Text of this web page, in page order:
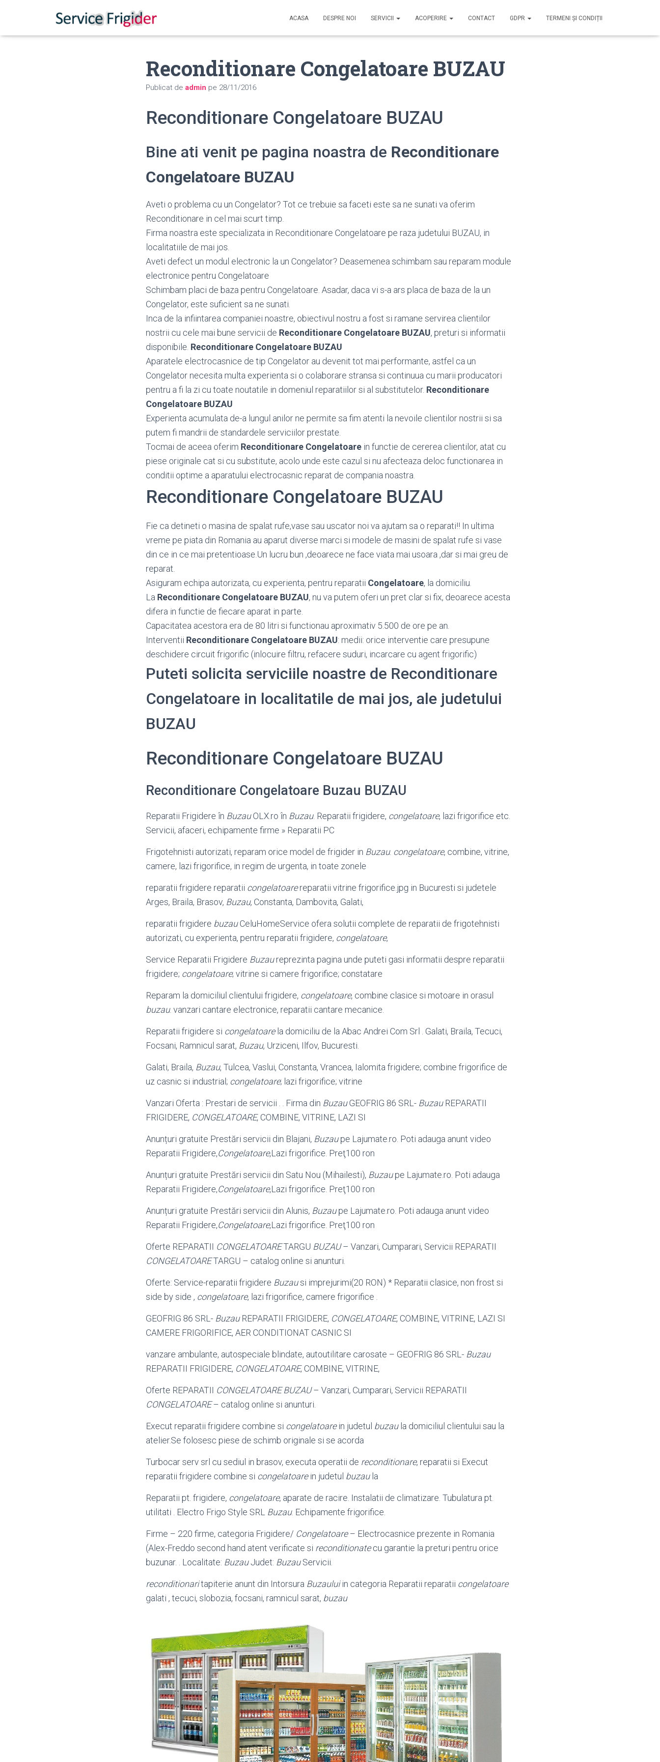
ACASA DESPRE NOI SERVICII ACOPERIRE CONTACT GDPR TERMENI ȘI CONDIȚII
Reconditionare Congelatoare BUZAU
Publicat de admin pe 28/11/2016
Reconditionare Congelatoare BUZAU
Bine ati venit pe pagina noastra de Reconditionare
Congelatoare BUZAU
Aveti o problema cu un Congelator? Tot ce trebuie sa faceti este sa ne sunati va oferim
Reconditionare in cel mai scurt timp.
Firma noastra este specializata in Reconditionare Congelatoare pe raza judetului BUZAU, in
localitatiile de mai jos.
Aveti defect un modul electronic la un Congelator? Deasemenea schimbam sau reparam module
electronice pentru Congelatoare
Schimbam placi de baza pentru Congelatoare. Asadar, daca vi s-a ars placa de baza de la un
Congelator, este suficient sa ne sunati.
Inca de la infiintarea companiei noastre, obiectivul nostru a fost si ramane servirea clientilor
nostrii cu cele mai bune servicii de Reconditionare Congelatoare BUZAU, preturi si informatii
disponibile. Reconditionare Congelatoare BUZAU
Aparatele electrocasnice de tip Congelator au devenit tot mai performante, astfel ca un
Congelator necesita multa experienta si o colaborare stransa si continuua cu marii producatori
pentru a fi la zi cu toate noutatile in domeniul reparatiilor si al substitutelor. Reconditionare
Congelatoare BUZAU
Experienta acumulata de-a lungul anilor ne permite sa fim atenti la nevoile clientilor nostrii si sa
putem fi mandrii de standardele serviciilor prestate.
Tocmai de aceea oferim Reconditionare Congelatoare in functie de cererea clientilor, atat cu
piese originale cat si cu substitute, acolo unde este cazul si nu afecteaza deloc functionarea in
conditii optime a aparatului electrocasnic reparat de compania noastra.
Reconditionare Congelatoare BUZAU
Fie ca detineti o masina de spalat rufe,vase sau uscator noi va ajutam sa o reparati!! In ultima
vreme pe piata din Romania au aparut diverse marci si modele de masini de spalat rufe si vase
din ce in ce mai pretentioase.Un lucru bun ,deoarece ne face viata mai usoara ,dar si mai greu de
reparat.
Asiguram echipa autorizata, cu experienta, pentru reparatii Congelatoare, la domiciliu.
La Reconditionare Congelatoare BUZAU, nu va putem oferi un pret clar si fix, deoarece acesta
difera in functie de fiecare aparat in parte.
Capacitatea acestora era de 80 litri si functionau aproximativ 5.500 de ore pe an.
Interventii Reconditionare Congelatoare BUZAU: medii: orice interventie care presupune
deschidere circuit frigorific (inlocuire filtru, refacere suduri, incarcare cu agent frigorific)
Puteti solicita serviciile noastre de Reconditionare
Congelatoare in localitatile de mai jos, ale judetului
BUZAU
Reconditionare Congelatoare BUZAU
Reconditionare Congelatoare Buzau BUZAU
Reparatii Frigidere în BuzauOLX.ro în Buzau. Reparatii frigidere, congelatoare, lazi frigorifice etc.
Servicii, afaceri, echipamente firme » Reparatii PC
Frigotehnisti autorizati, reparam orice model de frigider in Buzau. congelatoare, combine, vitrine,
camere, lazi frigorifice, in regim de urgenta, in toate zonele
reparatii frigidere reparatii congelatoarereparatii vitrine frigorifice.jpg in Bucuresti si judetele
Arges, Braila, Brasov, Buzau, Constanta, Dambovita, Galati,
reparatii frigidere buzauCeluHomeService ofera solutii complete de reparatii de frigotehnisti
autorizati, cu experienta, pentru reparatii frigidere, congelatoare,
Service Reparatii Frigidere Buzaureprezinta pagina unde puteti gasi informatii despre reparatii
frigidere; congelatoare; vitrine si camere frigorifice; constatare
Reparam la domiciliul clientului frigidere, congelatoare, combine clasice si motoare in orasul
buzau. vanzari cantare electronice, reparatii cantare mecanice.
Reparatii frigidere si congelatoarela domiciliu de la Abac Andrei Com Srl . Galati, Braila, Tecuci,
Focsani, Ramnicul sarat, Buzau, Urziceni, Ilfov, Bucuresti.
Galati, Braila, Buzau, Tulcea, Vaslui, Constanta, Vrancea, Ialomita frigidere; combine frigorifice de
uz casnic si industrial; congelatoare; lazi frigorifice; vitrine
Vanzari Oferta : Prestari de servicii . . Firma din BuzauGEOFRIG 86 SRL- BuzauREPARATII
FRIGIDERE, CONGELATOARE, COMBINE, VITRINE, LAZI SI
Anunțuri gratuite Prestări servicii din Blajani, Buzaupe Lajumate.ro. Poti adauga anunt video
Reparatii Frigidere,Congelatoare,Lazi frigorifice. Preţ100 ron
Anunțuri gratuite Prestări servicii din Satu Nou (Mihailesti), Buzaupe Lajumate. ro. Poti adauga
Reparatii Frigidere,Congelatoare,Lazi frigorifice. Preţ100 ron
Anunțuri gratuite Prestări servicii din Alunis, Buzaupe Lajumate.ro. Poti adauga anunt video
Reparatii Frigidere,Congelatoare,Lazi frigorifice. Preţ100 ron
Oferte REPARATII CONGELATOARETARGU BUZAU– Vanzari, Cumparari, Servicii REPARATII
CONGELATOARETARGU – catalog online si anunturi.
Oferte: Service-reparatii frigidere Buzausi imprejurimi(20 RON) * Reparatii clasice, non frost si
side by side , congelatoare, lazi frigorifice, camere frigorifice .
GEOFRIG 86 SRL- BuzauREPARATII FRIGIDERE, CONGELATOARE, COMBINE, VITRINE, LAZI SI
CAMERE FRIGORIFICE, AER CONDITIONAT CASNIC SI
vanzare ambulante, autospeciale blindate, autoutilitare carosate – GEOFRIG 86 SRL- Buzau
REPARATII FRIGIDERE, CONGELATOARE, COMBINE, VITRINE,
Oferte REPARATII CONGELATOARE BUZAU– Vanzari, Cumparari, Servicii REPARATII
CONGELATOARE– catalog online si anunturi.
Execut reparatii frigidere combine si congelatoarein judetul buzaula domiciliul clientului sau la
atelier.Se folosesc piese de schimb originale si se acorda
Turbocar serv srl cu sediul in brasov, executa operatii de reconditionare, reparatii si Execut
reparatii frigidere combine si congelatoarein judetul buzaula
Reparatii pt. frigidere, congelatoare, aparate de racire. Instalatii de climatizare. Tubulatura pt.
utilitati . Electro Frigo Style SRL Buzau. Echipamente frigorifice.
Firme – 220 firme, categoria Frigidere/ Congelatoare– Electrocasnice prezente in Romania
(Alex-Freddo second hand atent verificate si reconditionatecu garantie la preturi pentru orice
buzunar. . Localitate: BuzauJudet: BuzauServicii.
reconditionaritapiterie anunt din Intorsura Buzauluiin categoria Reparatii reparatii congelatoare
galati , tecuci, slobozia, focsani, ramnicul sarat, buzau